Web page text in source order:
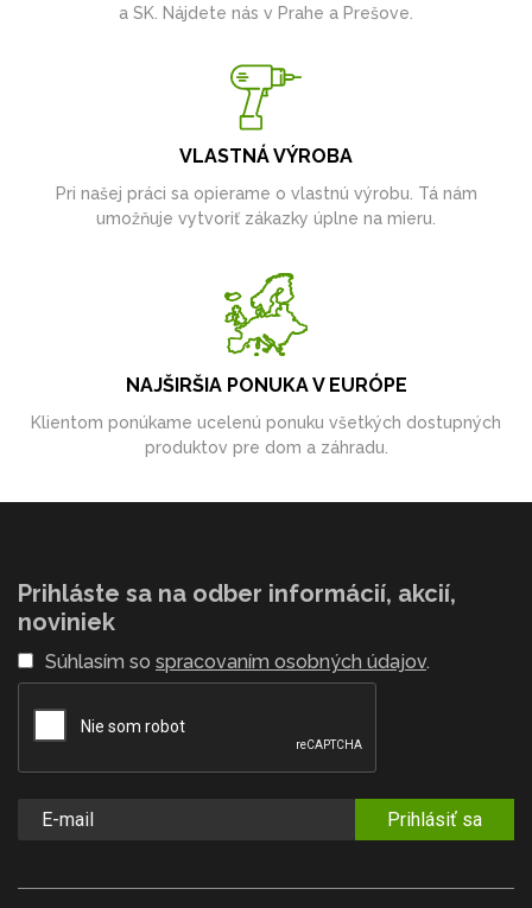
a SK. Nájdete nás v Prahe a Prešove.
VLASTNÁ VÝROBA
Pri našej práci sa opierame o vlastnú výrobu. Tá nám
umožňuje vytvoriť zákazky úplne na mieru.
NAJŠIRŠIA PONUKA V EURÓPE
Klientom ponúkame ucelenú ponuku všetkých dostupných
produktov pre dom a záhradu.
Prihláste sa na odber informácií, akcií,
noviniek
Súhlasím so spracovaním osobných údajov.
Prihlásiť sa